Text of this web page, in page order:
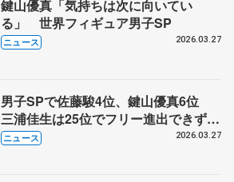
鍵山優真「気持ちは次に向いてい
る」 世界フィギュア男子SP
ニュース 2026.03.27
男子SPで佐藤駿4位、鍵山優真6位
三浦佳生は25位でフリー進出できず
世界フィギュア第2日
ニュース 2026.03.27